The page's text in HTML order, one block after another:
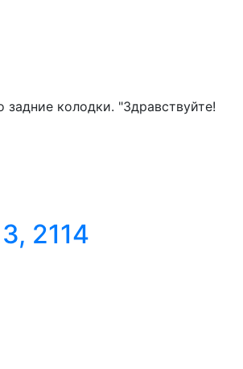
колодки. "Здравствуйте!
2114